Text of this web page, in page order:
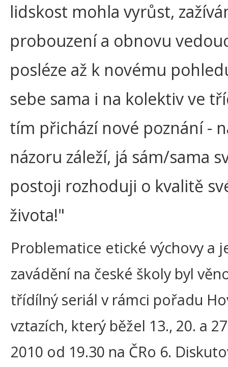
lidskost mohla vyrůst,
probouzení a obnovu
posléze až k novému
sebe sama i na kolektiv ve
tím přichází nové poznání -
názoru záleží, já sám/sama
postoji rozhoduji o kvalitě
života!"
Problematice etické výchovy a
zavádění na české školy byl
třídílný seriál v rámci pořadu
vztazích, který běžel 13., 20. a
2010 od 19.30 na ČRo 6.